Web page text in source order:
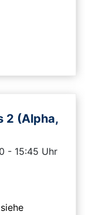
2 (Alpha,
- 15:45 Uhr